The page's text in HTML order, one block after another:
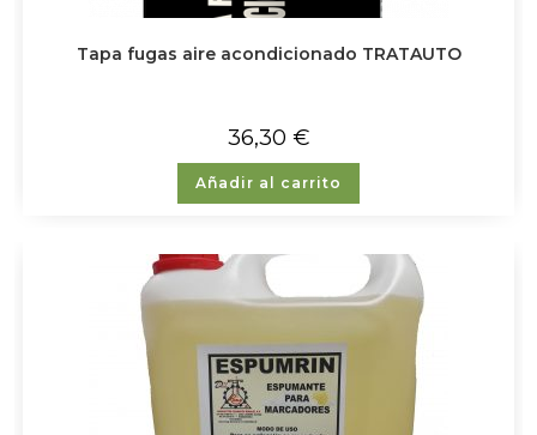
Tapa fugas aire acondicionado TRATAUTO
36,30 €
Añadir al carrito